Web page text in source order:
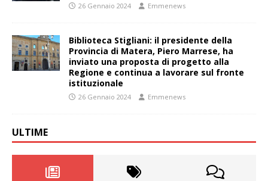
26 Gennaio 2024 Emmenews
Biblioteca Stigliani: il presidente della
Provincia di Matera, Piero Marrese, ha
inviato una proposta di progetto alla
Regione e continua a lavorare sul fronte
istituzionale
26 Gennaio 2024 Emmenews
ULTIME